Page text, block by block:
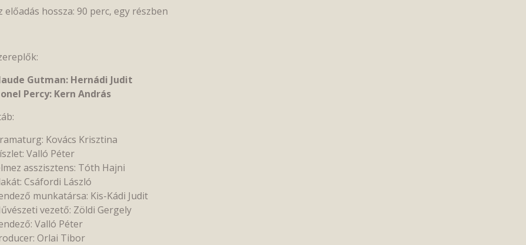
előadás hossza: 90 perc, egy részben
Gutman: Hernádi Judit
Percy: Kern András
Kovács Krisztina
Valló Péter
asszisztens: Tóth Hajni
Csáfordi László
munkatársa: Kis-Kádi Judit
vezető: Zöldi Gergely
Valló Péter
Orlai Tibor